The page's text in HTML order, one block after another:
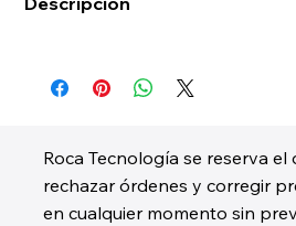
Roca Tecnología se reserva el
rechazar órdenes y corregir
en cualquier momento sin